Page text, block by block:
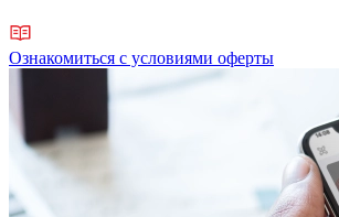
Ознакомиться с условиями оферты